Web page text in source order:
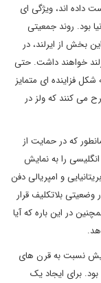
داده اند، ویژگی ای
بود. روند جمعیتی
بخش از ایرلند، در
خواهند داشت. حتی
خود کرد، به شکل فزاینده ای متمایز
می کنند که ولز در
که در حمایت از
را به نمایش
و امپریالی دفن
وضعیتی بلاتکلیف قرار
در این باره که آیا
نسبت به قرن های
برای ایجاد یک